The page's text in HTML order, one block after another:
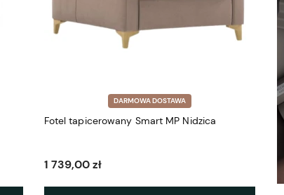
DARMOWA DOSTAWA
Fotel tapicerowany Smart MP Nidzica
1 739,00 zł